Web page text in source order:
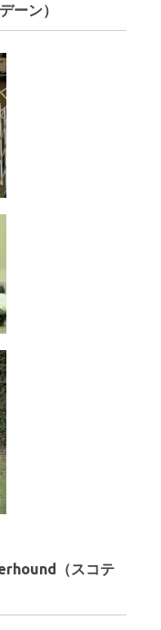
ーン）
（スコテ